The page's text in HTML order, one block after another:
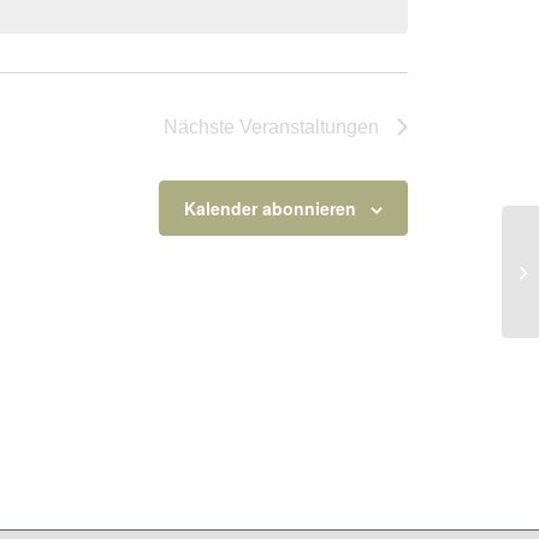
Nächste Veranstaltungen
Kalender abonnieren